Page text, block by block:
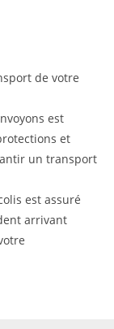
de votre
est
et
un transport
est assuré
arrivant